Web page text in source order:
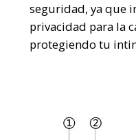
seguridad, ya que
privacidad para la
protegiendo tu